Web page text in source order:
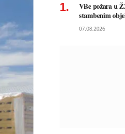
Više požara u
stambenim
07.08.2026